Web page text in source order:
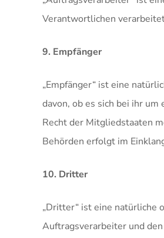
Verantwortlichen
9. Empfänger
„Empfänger“ ist eine
davon, ob es sich bei ihr
Recht der Mitgliedstaaten
Behörden erfolgt im
10. Dritter
„Dritter“ ist eine natürliche
Auftragsverarbeiter und